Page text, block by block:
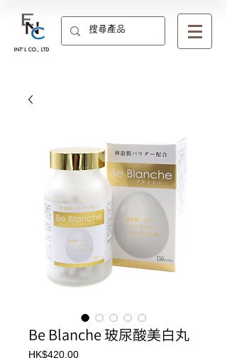
Be Blanche 玻尿酸美白丸
HK$420.00價